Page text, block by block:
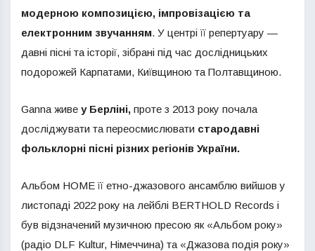
модерною композицією, імпровізацією та
електронним звучанням. У центрі її репертуару —
давні пісні та історії, зібрані під час дослідницьких
подорожей Карпатами, Київщиною та Полтавщиною.
Ganna живе у Берліні, проте з 2013 року почала
досліджувати та переосмислювати стародавні
фольклорні пісні різних регіонів України.
Альбом HOME її етно-джазового ансамблю вийшов у
листопаді 2022 року на лейблі BERTHOLD Records і
був відзначений музичною пресою як «Альбом року»
(радіо DLF Kultur, Німеччина) та «Джазова подія року»